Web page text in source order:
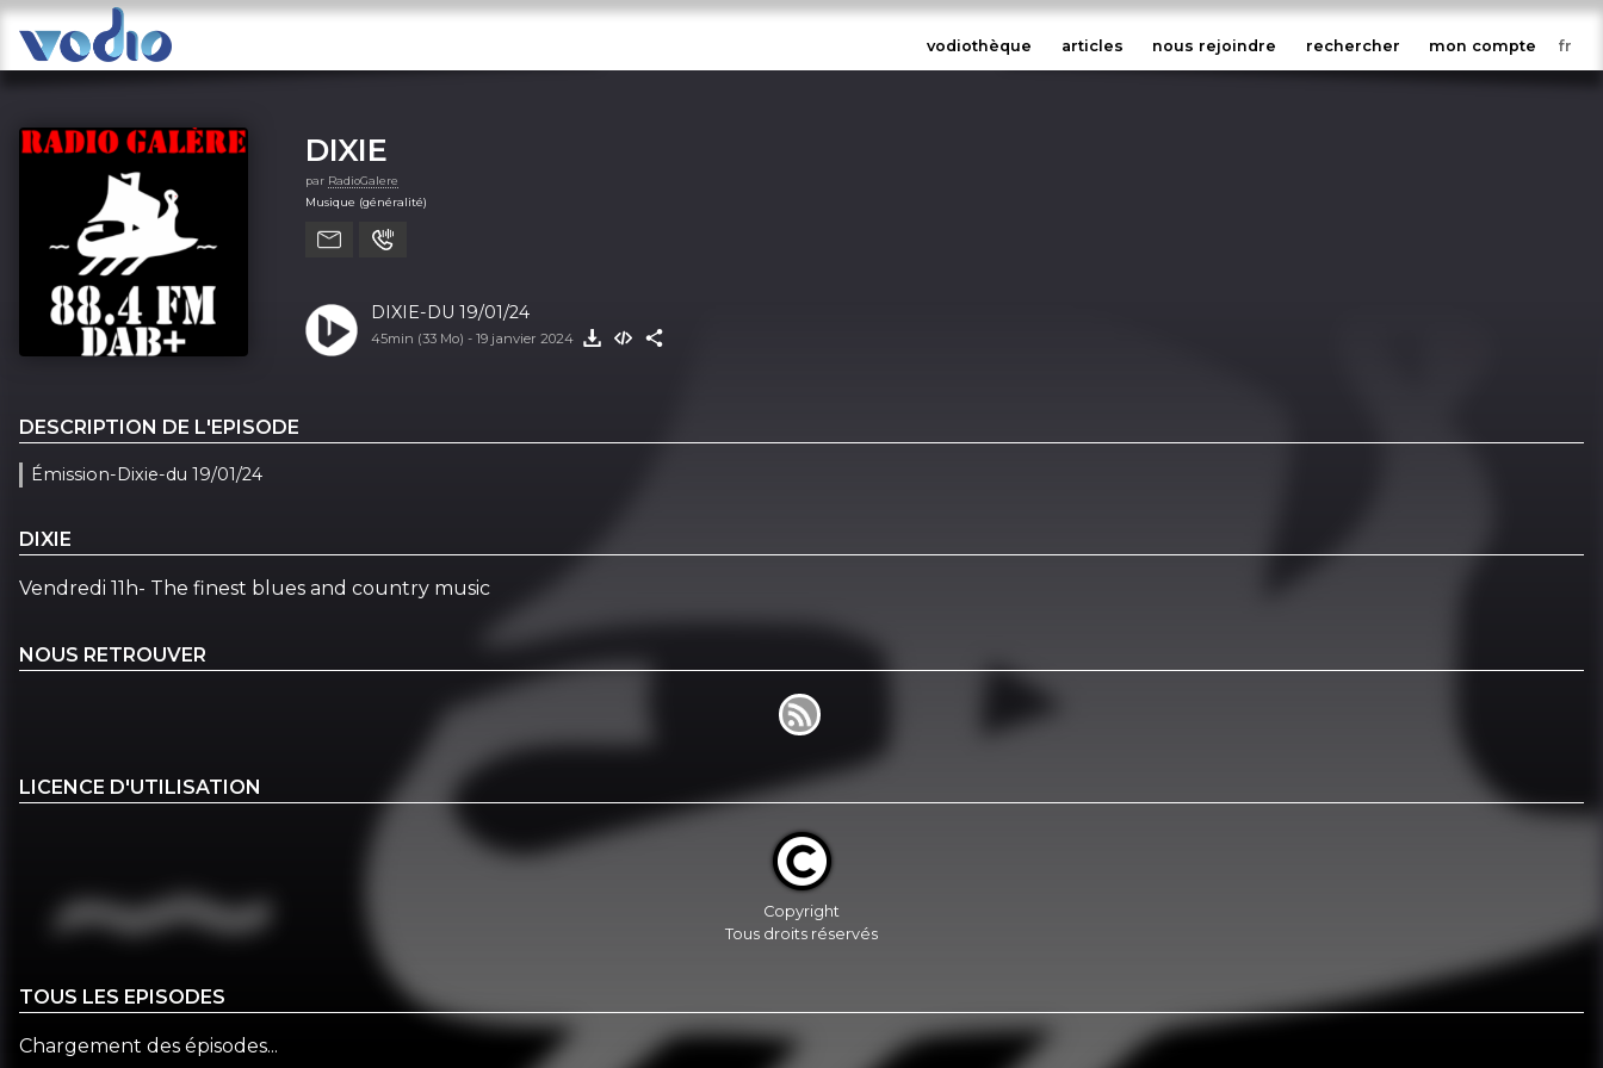
vodiothèque articles nous rejoindre rechercher mon compte
DIXIE
par RadioGalere
Musique (généralité)
DIXIE-DU 19/01/24
45min (33 Mo) - 19 janvier 2024
DESCRIPTION DE L'EPISODE
Émission-Dixie-du 19/01/24
DIXIE
Vendredi 11h- The finest blues and country music
NOUS RETROUVER
LICENCE D'UTILISATION
Copyright
Tous droits réservés
TOUS LES EPISODES
Chargement des épisodes...